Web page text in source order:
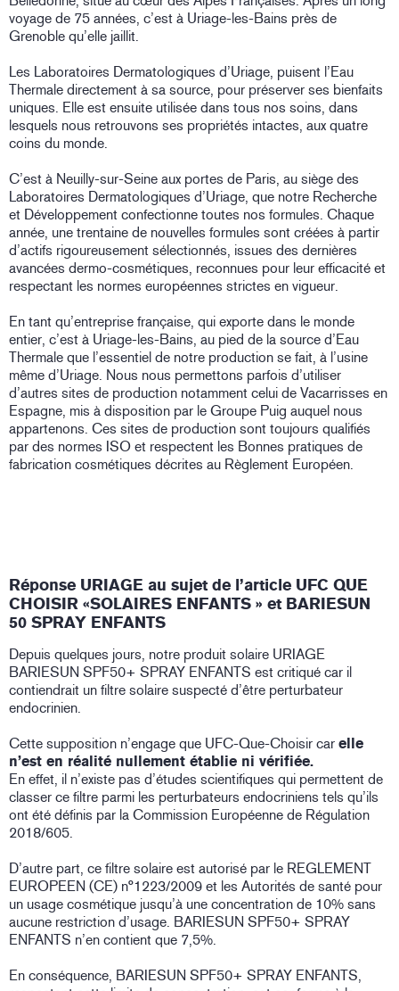
voyage de 75 années, c’est à Uriage-les-Bains près de
Grenoble qu’elle jaillit.
Les Laboratoires Dermatologiques d’Uriage, puisent l’Eau
Thermale directement à sa source, pour préserver ses bienfaits
uniques. Elle est ensuite utilisée dans tous nos soins, dans
lesquels nous retrouvons ses propriétés intactes, aux quatre
coins du monde.
C’est à Neuilly-sur-Seine aux portes de Paris, au siège des
Laboratoires Dermatologiques d’Uriage, que notre Recherche
et Développement confectionne toutes nos formules. Chaque
année, une trentaine de nouvelles formules sont créées à partir
d’actifs rigoureusement sélectionnés, issues des dernières
avancées dermo-cosmétiques, reconnues pour leur efficacité et
respectant les normes européennes strictes en vigueur.
En tant qu’entreprise française, qui exporte dans le monde
entier, c’est à Uriage-les-Bains, au pied de la source d’Eau
Thermale que l’essentiel de notre production se fait, à l’usine
même d’Uriage. Nous nous permettons parfois d’utiliser
d’autres sites de production notamment celui de Vacarrisses en
Espagne, mis à disposition par le Groupe Puig auquel nous
appartenons. Ces sites de production sont toujours qualifiés
par des normes ISO et respectent les Bonnes pratiques de
fabrication cosmétiques décrites au Règlement Européen.
Réponse URIAGE au sujet de l’article UFC QUE
CHOISIR «SOLAIRES ENFANTS » et BARIESUN
50 SPRAY ENFANTS
Depuis quelques jours, notre produit solaire URIAGE
BARIESUN SPF50+ SPRAY ENFANTS est critiqué car il
contiendrait un filtre solaire suspecté d’être perturbateur
endocrinien.
Cette supposition n’engage que UFC-Que-Choisir car elle
n’est en réalité nullement établie ni vérifiée.
En effet, il n’existe pas d’études scientifiques qui permettent de
classer ce filtre parmi les perturbateurs endocriniens tels qu’ils
ont été définis par la Commission Européenne de Régulation
2018/605.
D’autre part, ce filtre solaire est autorisé par le REGLEMENT
EUROPEEN (CE) n°1223/2009 et les Autorités de santé pour
un usage cosmétique jusqu’à une concentration de 10% sans
aucune restriction d’usage. BARIESUN SPF50+ SPRAY
ENFANTS n’en contient que 7,5%.
En conséquence, BARIESUN SPF50+ SPRAY ENFANTS,